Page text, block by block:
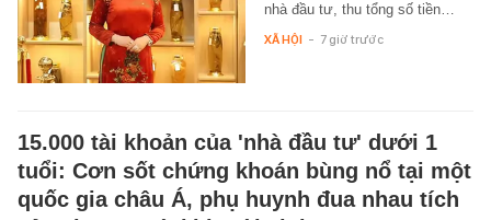
nhà đầu tư, thu tổng số tiền…
XÃ HỘI - 7 giờ trước
15.000 tài khoản của 'nhà đầu tư' dưới 1
tuổi: Cơn sốt chứng khoán bùng nổ tại một
quốc gia châu Á, phụ huynh đua nhau tích